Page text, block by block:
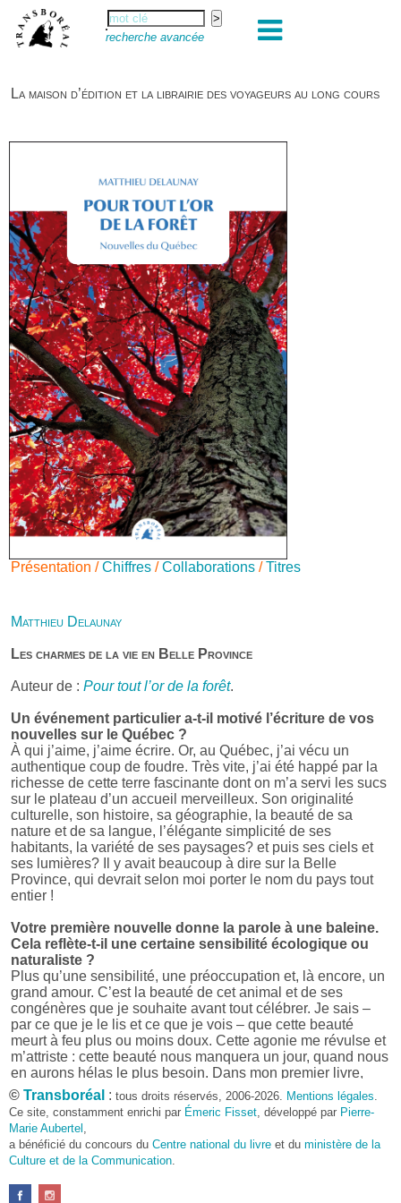
recherche avancée
La maison d’édition et la librairie des voyageurs au long cours
Présentation /Chiffres /Collaborations /Titres
Matthieu Delaunay
Les charmes de la vie en Belle Province
Auteur de : Pour tout l’or de la forêt.
Un événement particulier a-t-il motivé l’écriture de vos
nouvelles sur le Québec ?
À qui j’aime, j’aime écrire. Or, au Québec, j’ai vécu un
authentique coup de foudre. Très vite, j’ai été happé par la
richesse de cette terre fascinante dont on m’a servi les sucs
sur le plateau d’un accueil merveilleux. Son originalité
culturelle, son histoire, sa géographie, la beauté de sa
nature et de sa langue, l’élégante simplicité de ses
habitants, la variété de ses paysages? et puis ses ciels et
ses lumières? Il y avait beaucoup à dire sur la Belle
Province, qui devrait selon moi porter le nom du pays tout
entier !
Votre première nouvelle donne la parole à une baleine.
Cela reflète-t-il une certaine sensibilité écologique ou
naturaliste ?
Plus qu’une sensibilité, une préoccupation et, là encore, un
grand amour. C’est la beauté de cet animal et de ses
congénères que je souhaite avant tout célébrer. Je sais –
par ce que je le lis et ce que je vois – que cette beauté
meurt à feu plus ou moins doux. Cette agonie me révulse et
m’attriste : cette beauté nous manquera un jour, quand nous
en aurons hélas le plus besoin. Dans mon premier livre,
j’avais pris goût à me mettre dans la peau d’une bête. Outre
l’intérêt de l’exercice littéraire, il me semble que cela peut
être un bon moyen pour transmettre certains messages.
Pourquoi avoir choisi le format des nouvelles plutôt
qu’un autre ?
D’abord parce que j’aime (décidément!) en lire !
© Transboréal : tous droits réservés, 2006-2026. Mentions légales
Ce site, constamment enrichi par Émeric Fisset , développé par Pierre-
Marie Aubertel
a bénéficié du concours du Centre national du livre et du ministère de la
Culture et de la Communication